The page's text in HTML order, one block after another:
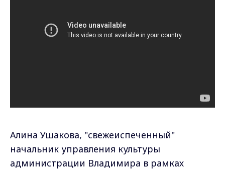
Алина Ушакова, "свежеиспеченный"
начальник управления культуры
администрации Владимира в рамках